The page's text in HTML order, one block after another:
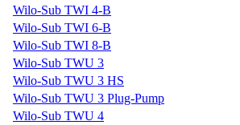
Wilo-Sub TWI 4-B
Wilo-Sub TWI 6-B
Wilo-Sub TWI 8-B
Wilo-Sub TWU 3
Wilo-Sub TWU 3 HS
Wilo-Sub TWU 3 Plug-Pump
Wilo-Sub TWU 4